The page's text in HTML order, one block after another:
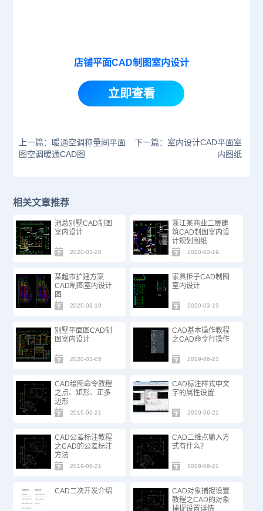
店铺平面CAD制图室内设计
立即查看
上一篇：暖通空调称量间平面
图空调暖通CAD图
下一篇：室内设计CAD平面室
内图纸
相关文章推荐
池总别墅CAD制图
室内设计
2020-03-20
浙江某商业二层建
筑CAD制图室内设
计规划图纸
2020-03-19
某超市扩建方案
CAD制图室内设计
图
2020-03-19
家具柜子CAD制图
室内设计
2020-03-19
别墅平面图CAD制
图室内设计
2020-03-05
CAD基本操作教程
之CAD命令行操作
2019-06-21
CAD绘图命令教程
之点、矩形、正多
边形
2019-06-21
CAD标注样式中文
字的属性设置
2019-06-21
CAD公差标注教程
之CAD的公差标注
方法
2019-06-21
CAD二维点输入方
式有什么？
2019-06-21
CAD二次开发介绍
CAD对象捕捉设置
教程之CAD的对象
捕捉设置详情